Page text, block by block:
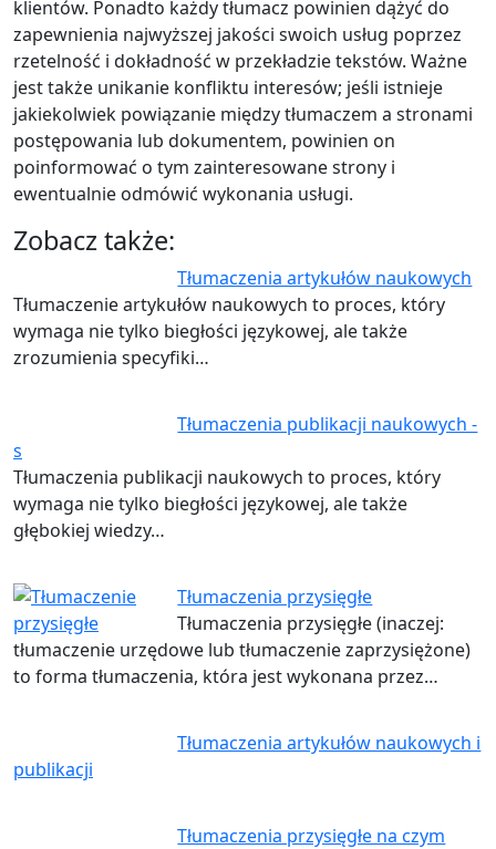
klientów. Ponadto każdy tłumacz powinien dążyć do
zapewnienia najwyższej jakości swoich usług poprzez
rzetelność i dokładność w przekładzie tekstów. Ważne
jest także unikanie konfliktu interesów; jeśli istnieje
jakiekolwiek powiązanie między tłumaczem a stronami
postępowania lub dokumentem, powinien on
poinformować o tym zainteresowane strony i
ewentualnie odmówić wykonania usługi.
Zobacz także:
Tłumaczenia artykułów naukowych
Tłumaczenie artykułów naukowych to proces, który
wymaga nie tylko biegłości językowej, ale także
zrozumienia specyfiki…
Tłumaczenia publikacji naukowych -
s
Tłumaczenia publikacji naukowych to proces, który
wymaga nie tylko biegłości językowej, ale także
głębokiej wiedzy…
Tłumaczenia przysięgłe
Tłumaczenia przysięgłe (inaczej:
tłumaczenie urzędowe lub tłumaczenie zaprzysiężone)
to forma tłumaczenia, która jest wykonana przez…
Tłumaczenia artykułów naukowych i
publikacji
Tłumaczenia przysięgłe na czym